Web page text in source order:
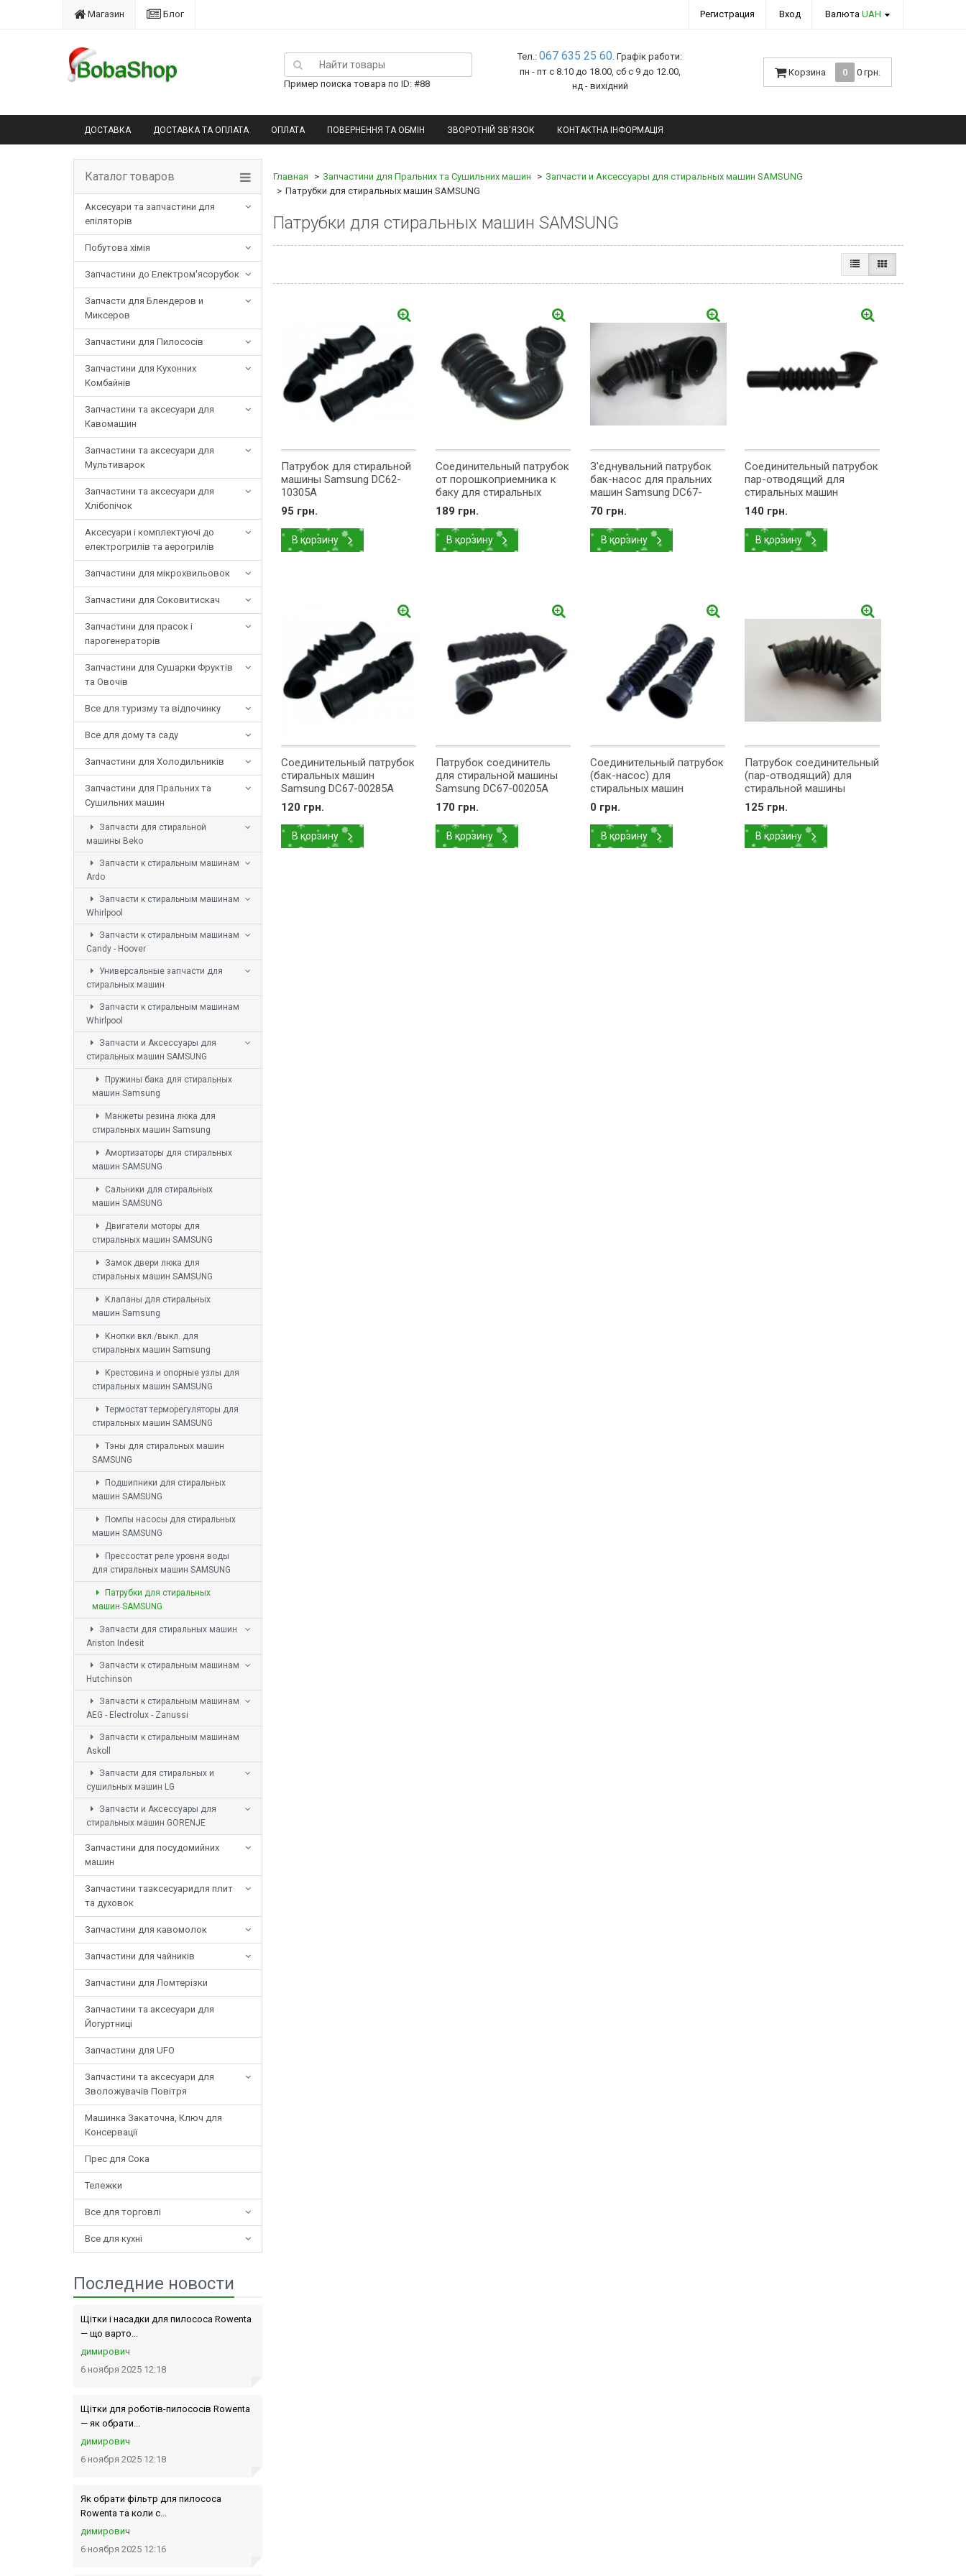
Магазин Блог Регистрация Вход Валюта UAH
Пример поиска товара по ID: #88
Тел.: 067 635 25 60. Графік работи:
пн - пт с 8.10 до 18.00, сб с 9 до 12.00,
нд - вихідний
Корзина 0 0 грн.
ДОСТАВКА ДОСТАВКА ТА ОПЛАТА ОПЛАТА ПОВЕРНЕННЯ ТА ОБМІН ЗВОРОТНІЙ ЗВ'ЯЗОК КОНТАКТНА ІНФОРМАЦІЯ
Каталог товаров
Аксесуари та запчастини для
епіляторів
Побутова хімія
Запчастини до Електром'ясорубок
Запчасти для Блендеров и
Миксеров
Запчастини для Пилососів
Запчастини для Кухонних
Комбайнів
Запчастини та аксесуари для
Кавомашин
Запчастини та аксесуари для
Мультиварок
Запчастини та аксесуари для
Хлібопічок
Аксесуари і комплектуючі до
електрогрилів та аерогрилів
Запчастини для мікрохвильовок
Запчастини для Соковитискач
Запчастини для прасок і
парогенераторів
Запчастини для Сушарки Фруктів
та Овочів
Все для туризму та відпочинку
Все для дому та саду
Запчастини для Холодильників
Запчастини для Пральних та
Сушильних машин
Запчасти для стиральной
машины Beko
Запчасти к стиральным машинам
Ardo
Запчасти к стиральным машинам
Whirlpool
Запчасти к стиральным машинам
Candy - Hoover
Универсальные запчасти для
стиральных машин
Запчасти к стиральным машинам
Whirlpool
Запчасти и Аксессуары для
стиральных машин SAMSUNG
Пружины бака для стиральных
машин Samsung
Манжеты резина люка для
стиральных машин Samsung
Амортизаторы для стиральных
машин SAMSUNG
Сальники для стиральных
машин SAMSUNG
Двигатели моторы для
стиральных машин SAMSUNG
Замок двери люка для
стиральных машин SAMSUNG
Клапаны для стиральных
машин Samsung
Кнопки вкл./выкл. для
стиральных машин Samsung
Крестовина и опорные узлы для
стиральных машин SAMSUNG
Термостат терморегуляторы для
стиральных машин SAMSUNG
Тэны для стиральных машин
SAMSUNG
Подшипники для стиральных
машин SAMSUNG
Помпы насосы для стиральных
машин SAMSUNG
Прессостат реле уровня воды
для стиральных машин SAMSUNG
Патрубки для стиральных
машин SAMSUNG
Запчасти для стиральных машин
Ariston Indesit
Запчасти к стиральным машинам
Hutchinson
Запчасти к стиральным машинам
AEG - Electrolux - Zanussi
Запчасти к стиральным машинам
Askoll
Запчасти для стиральных и
сушильных машин LG
Запчасти и Аксессуары для
стиральных машин GORENJE
Запчастини для посудомийних
машин
Запчастини тааксесуаридля плит
та духовок
Запчастини для кавомолок
Запчастини для чайників
Запчастини для Ломтерізки
Запчастини та аксесуари для
Йогуртниці
Запчастини для UFO
Запчастини та аксесуари для
Зволожувачів Повітря
Машинка Закаточна, Ключ для
Консервації
Прес для Сока
Тележки
Все для торговлі
Все для кухні
Последние новости
Щітки і насадки для пилососа Rowenta
— що варто...
димирович
6 ноября 2025 12:18
Щітки для роботів-пилососів Rowenta
— як обрати...
димирович
6 ноября 2025 12:18
Як обрати фільтр для пилососа
Rowenta та коли с...
димирович
6 ноября 2025 12:16
Главная Запчастини для Пральних та Сушильних машин
Запчасти и Аксессуары для стиральных машин SAMSUNG
Патрубки для стиральных машин SAMSUNG
Патрубки для стиральных машин SAMSUNG
Патрубок для стиральной
машины Samsung DC62-
10305A
95 грн.
В корзину
Соединительный патрубок
от порошкоприемника к
баку для стиральных
машин Samsung DC67-
00334A
189 грн.
В корзину
З'єднувальний патрубок
бак-насос для пральних
машин Samsung DC67-
00335A
70 грн.
В корзину
Соединительный патрубок
пар-отводящий для
стиральных машин
Samsung DC62-10303A
140 грн.
В корзину
Соединительный патрубок
стиральных машин
Samsung DC67-00285A
120 грн.
В корзину
Патрубок соединитель
для стиральной машины
Samsung DC67-00205A
170 грн.
В корзину
Соединительный патрубок
(бак-насос) для
стиральных машин
SAMSUNG код DC62-
00121A
0 грн.
В корзину
Патрубок соединительный
(пар-отводящий) для
стиральной машины
Samsung DC67-00355A
125 грн.
В корзину